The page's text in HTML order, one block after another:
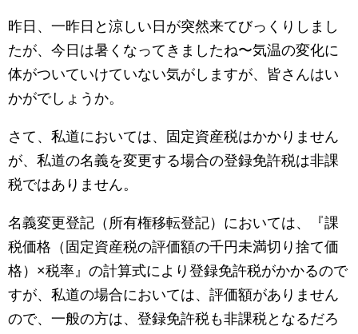
昨日、一昨日と涼しい日が突然来てびっくりしまし
たが、今日は暑くなってきましたね〜気温の変化に
体がついていけていない気がしますが、皆さんはい
かがでしょうか。
さて、私道においては、固定資産税はかかりません
が、私道の名義を変更する場合の登録免許税は非課
税ではありません。
名義変更登記（所有権移転登記）においては、『課
税価格（固定資産税の評価額の千円未満切り捨て価
格）×税率』の計算式により登録免許税がかかるので
すが、私道の場合においては、評価額がありません
ので、一般の方は、登録免許税も非課税となるだろ